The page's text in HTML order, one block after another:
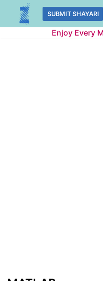
Skip
SUBMIT SHAYARI
Enjoy Every